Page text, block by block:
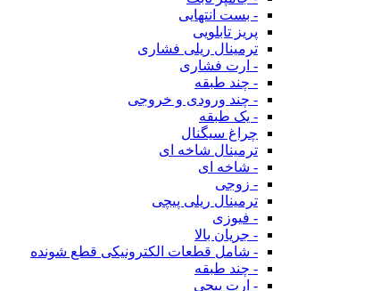
- بست انتهایی
پریز تابلویی
ترمینال ریلی فشاری
- ارت فشاری
- چند طبقه
- چند ورودی و خروجی
- یک طبقه
چراغ سیگنال
ترمینال شاخه ای
- شاخه ای
- زوجی
ترمینال ریلی پیچی
- فیوزی
- جریان بالا
- شامل قطعات الکترونیکی قطع شونده
- چند طبقه
- ارت پیچی